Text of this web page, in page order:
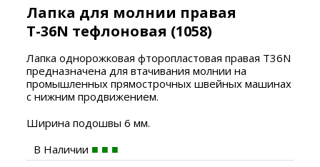
Лапка для молнии правая
T-36N тефлоновая (1058)
Лапка однорожковая фторопластовая правая T36N
предназначена для втачивания молнии на
промышленных прямострочных швейных машинах
с нижним продвижением.
Ширина подошвы 6 мм.
В Наличии